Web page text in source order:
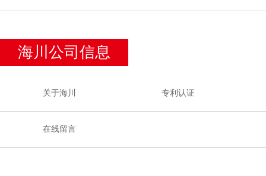
海川公司信息
关于海川 专利认证
在线留言